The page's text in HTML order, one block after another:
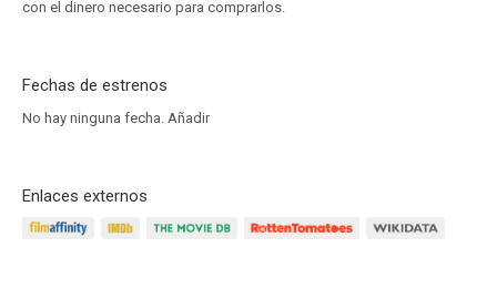
con el dinero necesario para comprarlos.
Fechas de estrenos
No hay ninguna fecha. Añadir
Enlaces externos